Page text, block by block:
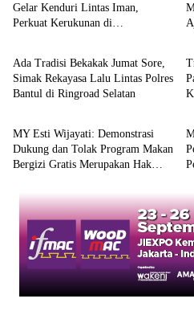
Gelar Kenduri Lintas Iman,
Perkuat Kerukunan di
Berita
Ada Tradisi Bekakak Jumat Sore,
Simak Rekayasa Lalu Lintas Polres
Bantul di Ringroad Selatan
Berita
MY Esti Wijayati: Demonstrasi
Dukung dan Tolak Program Makan
Bergizi Gratis Merupakan Hak